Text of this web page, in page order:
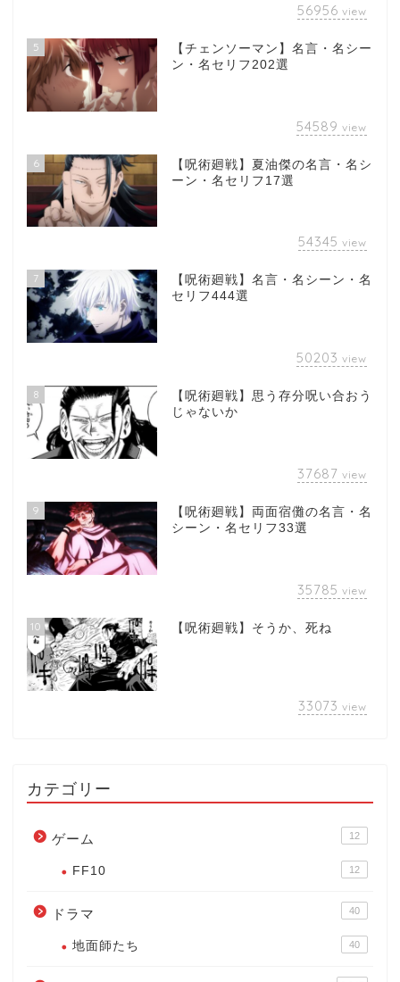
56956 view
5
【チェンソーマン】名言・名シー
ン・名セリフ202選
54589 view
6
【呪術廻戦】夏油傑の名言・名シ
ーン・名セリフ17選
54345 view
7
【呪術廻戦】名言・名シーン・名
セリフ444選
50203 view
8
【呪術廻戦】思う存分呪い合おう
じゃないか
37687 view
9
【呪術廻戦】両面宿儺の名言・名
シーン・名セリフ33選
35785 view
10 【呪術廻戦】そうか、死ね
33073 view
カテゴリー
ゲーム 12
FF10 12
ドラマ 40
地面師たち 40